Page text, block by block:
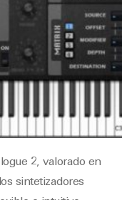
2, valorado en
sintetizadores